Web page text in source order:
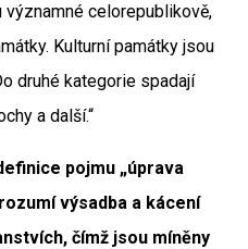
významné celorepublikově,
Kulturní památky jsou
druhé kategorie spadají
a další.“
pojmu „úprava
výsadba a kácení
čímž jsou míněny